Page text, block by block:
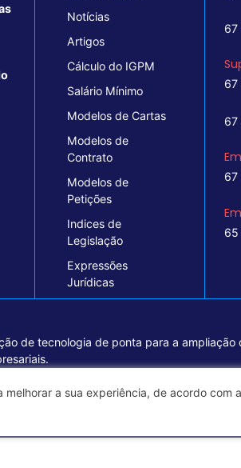
Notícias
Artigos
Cálculo do IGPM
Salário Mínimo
Modelos de Cartas
Modelos de
Contrato
Modelos de
Petições
Indices de
Legislação
Expressões
Jurídicas
67
67
67
de tecnologia de ponta para a
a sua experiência, de acordo com